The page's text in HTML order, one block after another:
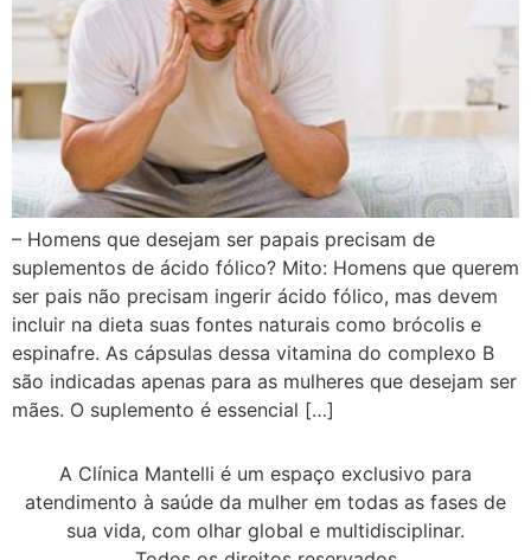
– Homens que desejam ser papais precisam de
suplementos de ácido fólico? Mito: Homens que querem
ser pais não precisam ingerir ácido fólico, mas devem
incluir na dieta suas fontes naturais como brócolis e
espinafre. As cápsulas dessa vitamina do complexo B
são indicadas apenas para as mulheres que desejam ser
mães. O suplemento é essencial […]
A Clínica Mantelli é um espaço exclusivo para
atendimento à saúde da mulher em todas as fases de
sua vida, com olhar global e multidisciplinar.